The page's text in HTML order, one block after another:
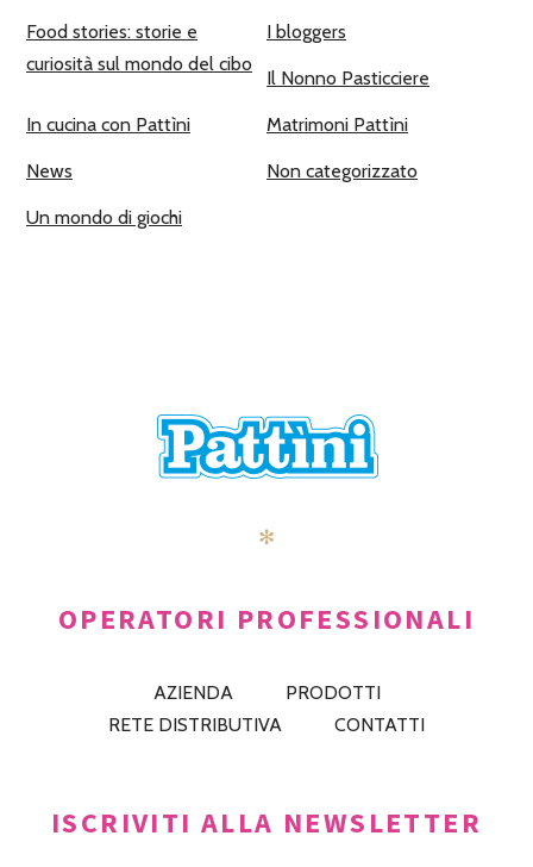
Food stories: storie e
curiosità sul mondo del cibo
I bloggers
Il Nonno Pasticciere
In cucina con Pattìni Matrimoni Pattìni
News Non categorizzato
Un mondo di giochi
✻
OPERATORI PROFESSIONALI
AZIENDA
PRODOTTI
RETE DISTRIBUTIVA
CONTATTI
ISCRIVITI ALLA NEWSLETTER